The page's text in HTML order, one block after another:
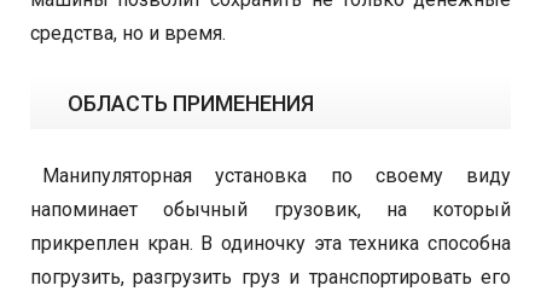
средства, но и время.
ОБЛАСТЬ ПРИМЕНЕНИЯ
Манипуляторная установка по своему виду
напоминает обычный грузовик, на который
прикреплен кран. В одиночку эта техника способна
погрузить, разгрузить груз и транспортировать его